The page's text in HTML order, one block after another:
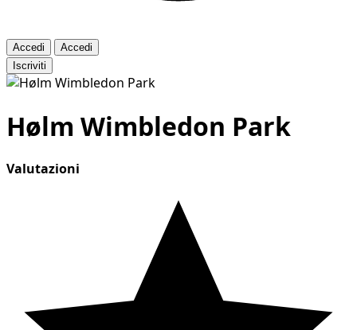
Accedi
Accedi
Iscriviti
Hølm Wimbledon Park
Valutazioni